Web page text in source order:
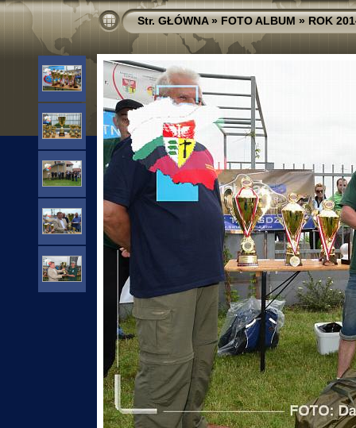
Str. GŁÓWNA»FOTO ALBUM»ROK